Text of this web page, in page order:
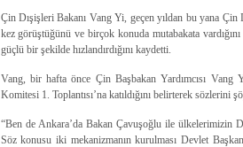
Çin Dışişleri Bakanı Vang Yi, geçen yıldan bu yana
kez görüştüğünü ve birçok konuda mutabakata
güçlü bir şekilde hızlandırdığını kaydetti.
Vang, bir hafta önce Çin Başbakan Yardımcısı
Komitesi 1. Toplantısı’na katıldığını belirterek sözlerini
“Ben de Ankara’da Bakan Çavuşoğlu ile ülkelerimizin
Söz konusu iki mekanizmanın kurulması Devlet